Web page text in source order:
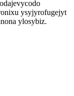
ysyjyrofugejyt
ylosybiz.